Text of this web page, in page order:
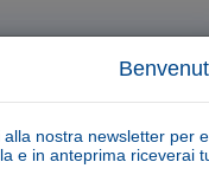
alla nostra newsletter per
e in anteprima riceverai